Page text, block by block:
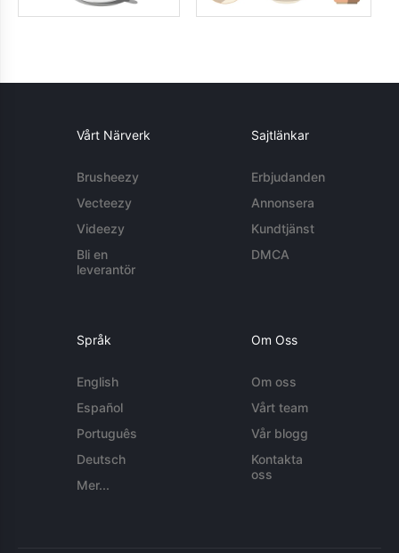
Vårt Närverk
Brusheezy
Vecteezy
Videezy
Bli en
leverantör
Sajtlänkar
Erbjudanden
Annonsera
Kundtjänst
DMCA
Språk
English
Español
Português
Deutsch
Mer...
Om Oss
Om oss
Vårt team
Vår blogg
Kontakta
oss